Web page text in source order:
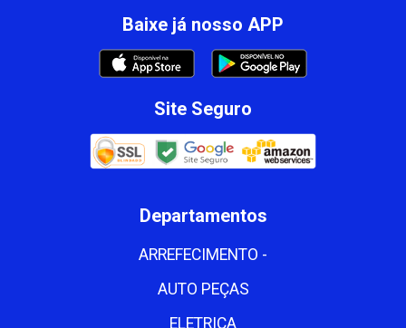
Baixe já nosso APP
Site Seguro
Departamentos
ARREFECIMENTO -
AUTO PEÇAS
ELETRICA